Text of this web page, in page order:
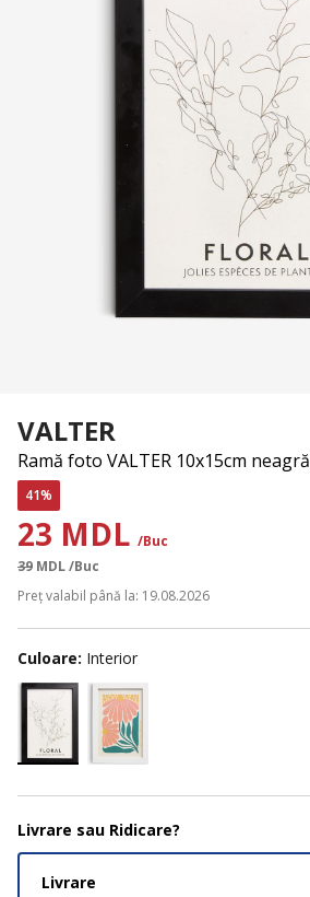
VALTER
Ramă foto VALTER 10x15cm neagră
41%
23 MDL /Buc
39 MDL/Buc
Preț valabil până la: 19.08.2026
Culoare: Interior
Livrare sau Ridicare?
Livrare